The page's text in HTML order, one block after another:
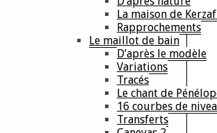
La maison de
Rapprochements
Le maillot de bain
D’après le modèle
Variations
Tracés
Le chant de
16 courbes de
Transferts